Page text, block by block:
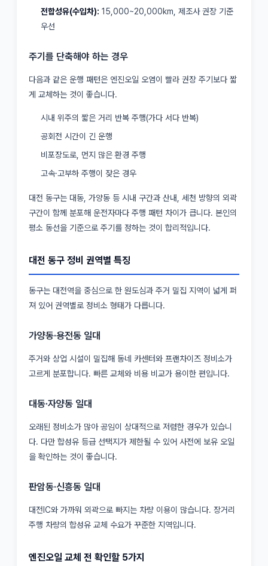
전합성유(수입차): 15,000~20,000km, 제조사 권장 기준
우선
주기를 단축해야 하는 경우
다음과 같은 운행 패턴은 엔진오일 오염이 빨라 권장 주기보다 짧
게 교체하는 것이 좋습니다.
시내 위주의 짧은 거리 반복 주행(가다 서다 반복)
공회전 시간이 긴 운행
비포장도로, 먼지 많은 환경 주행
고속·고부하 주행이 잦은 경우
대전 동구는 대동, 가양동 등 시내 구간과 산내, 세천 방향의 외곽
구간이 함께 분포해 운전자마다 주행 패턴 차이가 큽니다. 본인의
평소 동선을 기준으로 주기를 정하는 것이 합리적입니다.
대전 동구 정비 권역별 특징
동구는 대전역을 중심으로 한 원도심과 주거 밀집 지역이 넓게 퍼
져 있어 권역별로 정비소 형태가 다릅니다.
가양동·용전동 일대
주거와 상업 시설이 밀집해 동네 카센터와 프랜차이즈 정비소가
고르게 분포합니다. 빠른 교체와 비용 비교가 용이한 편입니다.
대동·자양동 일대
오래된 정비소가 많아 공임이 상대적으로 저렴한 경우가 있습니
다. 다만 합성유 등급 선택지가 제한될 수 있어 사전에 보유 오일
을 확인하는 것이 좋습니다.
판암동·신흥동 일대
대전IC와 가까워 외곽으로 빠지는 차량 이용이 많습니다. 장거리
주행 차량의 합성유 교체 수요가 꾸준한 지역입니다.
엔진오일 교체 전 확인할 5가지